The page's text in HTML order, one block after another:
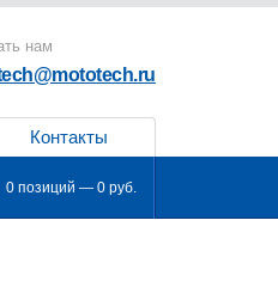
нам
Контакты
0 позиций — 0 руб.